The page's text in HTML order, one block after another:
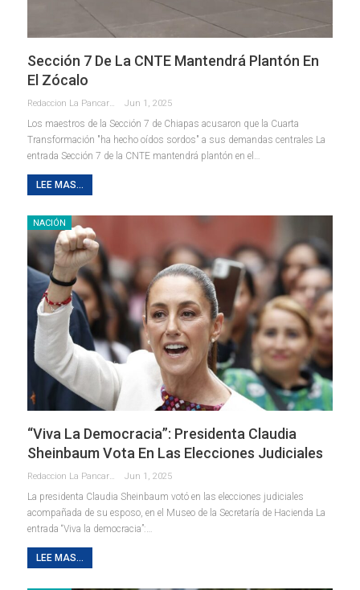
Sección 7 De La CNTE Mantendrá Plantón En
El Zócalo
Redaccion La Pancarta De Quintana Roo Jun 1, 2025
Los maestros de la Sección 7 de Chiapas acusaron que la Cuarta
Transformación "ha hecho oídos sordos" a sus demandas centrales La
entrada Sección 7 de la CNTE mantendrá plantón en el…
LEE MAS...
NACIÓN
“Viva La Democracia”: Presidenta Claudia
Sheinbaum Vota En Las Elecciones Judiciales
Redaccion La Pancarta De Quintana Roo Jun 1, 2025
La presidenta Claudia Sheinbaum votó en las elecciones judiciales
acompañada de su esposo, en el Museo de la Secretaría de Hacienda La
entrada “Viva la democracia”:…
LEE MAS...